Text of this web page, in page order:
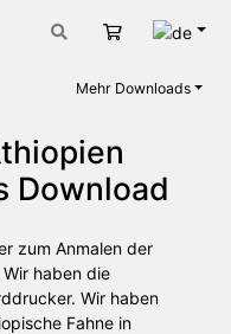
Warenkorb
Mehr Downloads
Download
zum Anmalen der
haben die
Wir haben
Fahne in